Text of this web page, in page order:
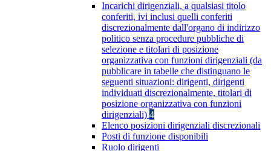
Incarichi dirigenziali, a qualsiasi titolo
conferiti, ivi inclusi quelli conferiti
discrezionalmente dall'organo di indirizzo
politico senza procedure pubbliche di
selezione e titolari di posizione
organizzativa con funzioni dirigenziali (da
pubblicare in tabelle che distinguano le
seguenti situazioni: dirigenti, dirigenti
individuati discrezionalmente, titolari di
posizione organizzativa con funzioni
dirigenziali) 4
Elenco posizioni dirigenziali discrezionali
Posti di funzione disponibili
Ruolo dirigenti